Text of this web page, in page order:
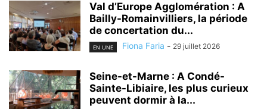
Val d’Europe Agglomération : A
Bailly-Romainvilliers, la période
de concertation du...
EN UNE Fiona Faria - 29 juillet 2026
Seine-et-Marne : A Condé-
Sainte-Libiaire, les plus curieux
peuvent dormir à la...